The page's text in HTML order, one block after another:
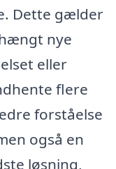
Dette gælder
nye
eller
flere
forståelse
også en
løsning,